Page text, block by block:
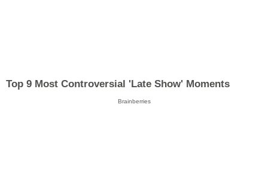
Top 9 Most Controversial 'Late Show' Moments
Brainberries